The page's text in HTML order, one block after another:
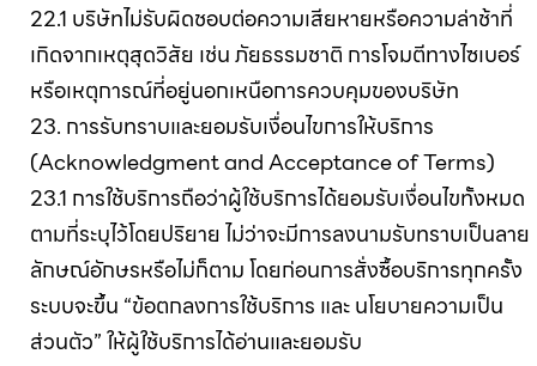
22.1 บริษัทไม่รับผิดชอบต่อความเสียหายหรือความล่าช้าที่
เกิดจากเหตุสุดวิสัย เช่น ภัยธรรมชาติ การโจมตีทางไซเบอร์
หรือเหตุการณ์ที่อยู่นอกเหนือการควบคุมของบริษัท
23. การรับทราบและยอมรับเงื่อนไขการให้บริการ
(Acknowledgment and Acceptance of Terms)
23.1 การใช้บริการถือว่าผู้ใช้บริการได้ยอมรับเงื่อนไขทั้งหมด
ตามที่ระบุไว้โดยปริยาย ไม่ว่าจะมีการลงนามรับทราบเป็นลาย
ลักษณ์อักษรหรือไม่ก็ตาม โดยก่อนการสั่งซื้อบริการทุกครั้ง
ระบบจะขึ้น “ข้อตกลงการใช้บริการ และ นโยบายความเป็น
ส่วนตัว” ให้ผู้ใช้บริการได้อ่านและยอมรับ